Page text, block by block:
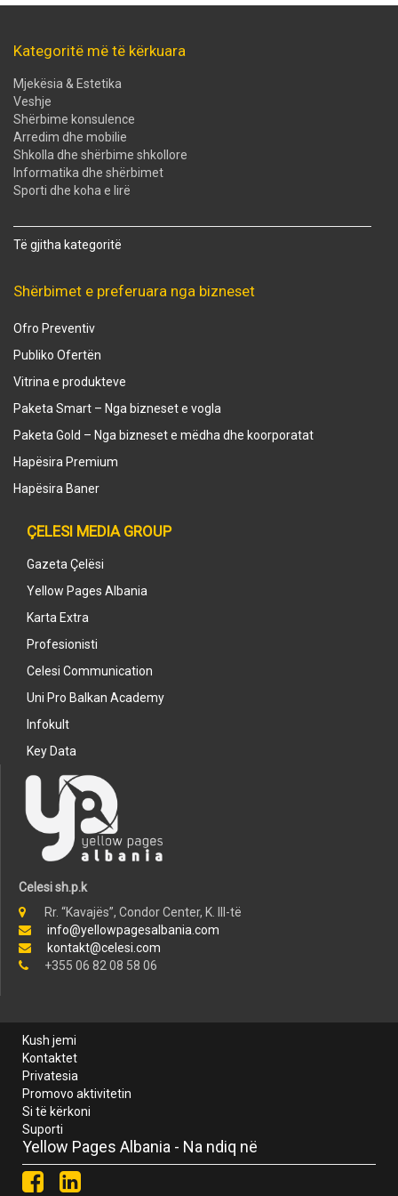
Kategoritë më të kërkuara
Mjekësia & Estetika
Veshje
Shërbime konsulence
Arredim dhe mobilie
Shkolla dhe shërbime shkollore
Informatika dhe shërbimet
Sporti dhe koha e lirë
Të gjitha kategoritë
Shërbimet e preferuara nga bizneset
Ofro Preventiv
Publiko Ofertën
Vitrina e produkteve
Paketa Smart – Nga bizneset e vogla
Paketa Gold – Nga bizneset e mëdha dhe koorporatat
Hapësira Premium
Hapësira Baner
ÇELESI MEDIA GROUP
Gazeta Çelësi
Yellow Pages Albania
Karta Extra
Profesionisti
Celesi Communication
Uni Pro Balkan Academy
Infokult
Key Data
Celesi sh.p.k
Rr. “Kavajës”, Condor Center, K. III-të
info@yellowpagesalbania.com
kontakt@celesi.com
+355 06 82 08 58 06
Kush jemi
Kontaktet
Privatesia
Promovo aktivitetin
Si të kërkoni
Suporti
Yellow Pages Albania - Na ndiq në